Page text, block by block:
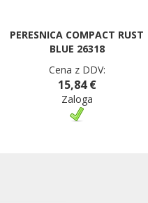
PERESNICA COMPACT RUST
BLUE 26318
Cena z DDV:
15,84 €
Zaloga